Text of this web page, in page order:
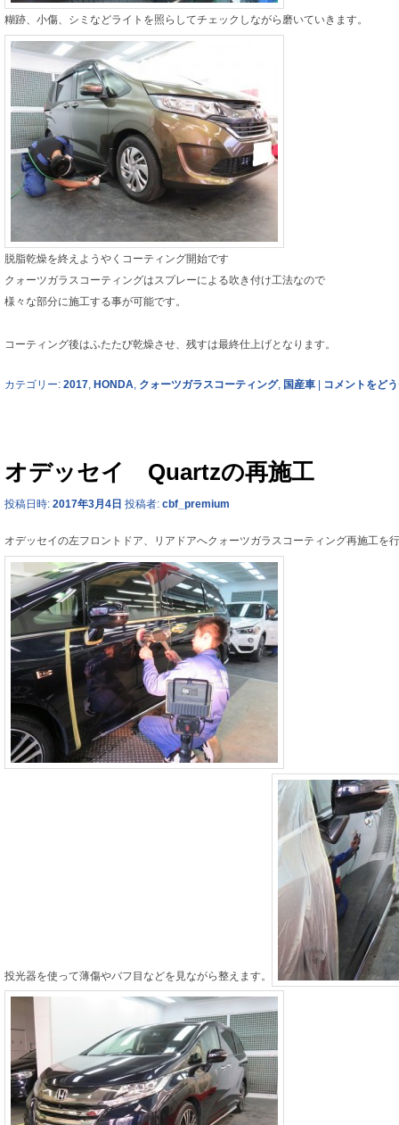
糊跡、小傷、シミなどライトを照らしてチェックしながら磨いていきます。
脱脂乾燥を終えようやくコーティング開始です
クォーツガラスコーティングはスプレーによる吹き付け工法なので
様々な部分に施工する事が可能です。
コーティング後はふたたび乾燥させ、残すは最終仕上げとなります。
カテゴリー: 2017 HONDA クォーツガラスコーティング, 国産車 | コメントをど
オデッセイ Quartzの再施工
投稿日時: 2017年3月4日 投稿者: cbf_premium
オデッセイの左フロントドア、リアドアへクォーツガラスコーティング再施工を
投光器を使って薄傷やバフ目などを見ながら整えます。